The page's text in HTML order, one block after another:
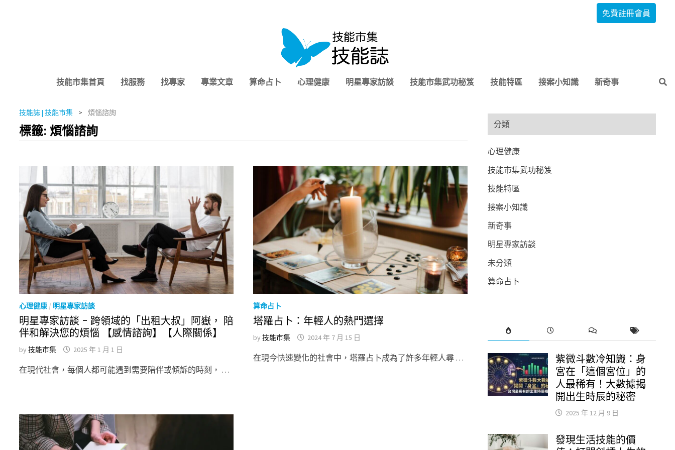
免費註冊會員
技能市集首頁 找服務 找專家 專業文章 算命占卜 心理健康 明星專家訪談 技能市集武功秘笈 技能特區 接案小知識 新奇事
技能誌 | 技能市集 > 煩惱諮詢
標籤: 煩惱諮詢
心理健康 / 明星專家訪談
明星專家訪談 – 跨領域的「出租大叔」阿嶽， 陪
伴和解決您的煩惱 【感情諮詢】【人際關係】
by技能市集 2025 年 1 月 1 日
在現代社會，每個人都可能遇到需要陪伴或傾訴的時刻， …
算命占卜
塔羅占卜：年輕人的熱門選擇
by 技能市集 2024 年 7 月 15 日
在現今快速變化的社會中，塔羅占卜成為了許多年輕人尋 …
分類
心理健康
技能市集武功秘笈
技能特區
接案小知識
新奇事
明星專家訪談
未分類
算命占卜
紫微斗數冷知識：身
宮在「這個宮位」的
人最稀有！大數據揭
開出生時辰的秘密
2025 年 12 月 9 日
發現生活技能的價